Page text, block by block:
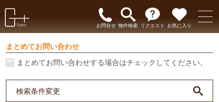
お問合せ 物件検索 リクエスト お気に入り
まとめてお問い合わせ
まとめてお問い合わせする場合はチェックしてください。
検索条件変更